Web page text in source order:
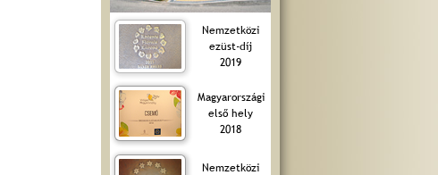
Nemzetközi
ezüst-díj
2019
Magyarországi
első hely
2018
Nemzetközi